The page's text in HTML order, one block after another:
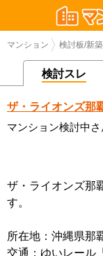
マンション 検討板/新
検討スレ
ザ・ライオンズ那
マンション検討中さ
ザ・ライオンズ那
す。
所在地：沖縄県那
交通：ゆいレール